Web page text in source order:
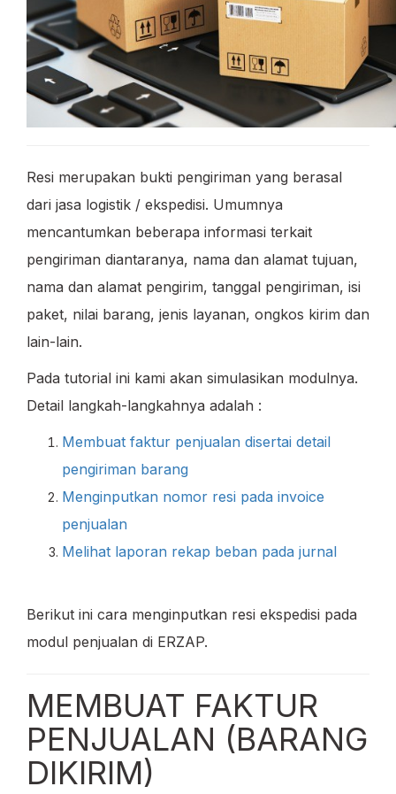
Resi merupakan bukti pengiriman yang berasal
dari jasa logistik / ekspedisi. Umumnya
mencantumkan beberapa informasi terkait
pengiriman diantaranya, nama dan alamat tujuan,
nama dan alamat pengirim, tanggal pengiriman, isi
paket, nilai barang, jenis layanan, ongkos kirim dan
lain-lain.
Pada tutorial ini kami akan simulasikan modulnya.
Detail langkah-langkahnya adalah :
Membuat faktur penjualan disertai detail
pengiriman barang
Menginputkan nomor resi pada invoice
penjualan
Melihat laporan rekap beban pada jurnal
Berikut ini cara menginputkan resi ekspedisi pada
modul penjualan di ERZAP.
MEMBUAT FAKTUR
PENJUALAN (BARANG
DIKIRIM)